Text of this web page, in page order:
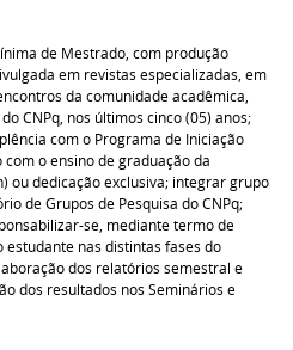
de Mestrado, com produção
em revistas especializadas, em
da comunidade acadêmica,
CNPq, nos últimos cinco (05) anos;
com o Programa de Iniciação
com o ensino de graduação da
ou dedicação exclusiva; integrar grupo
de Grupos de Pesquisa do CNPq;
se, mediante termo de
nas distintas fases do
dos relatórios semestral e
dos resultados nos Seminários e